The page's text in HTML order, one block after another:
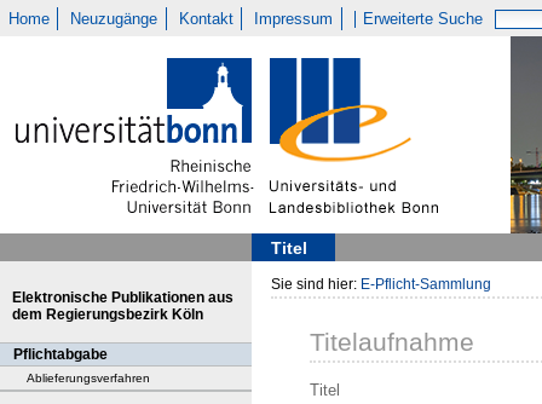
Home Neuzugänge Kontakt Impressum Erweiterte Suche
Titel
Elektronische Publikationen aus
dem Regierungsbezirk Köln
Pflichtabgabe
Ablieferungsverfahren
Sie sind hier: E-Pflicht-Sammlung
Titelaufnahme
Titel